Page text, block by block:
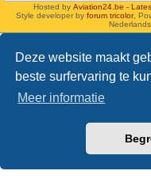
Deze website maakt
beste surfervaring te
Meer informatie
Hosted by Aviation24.be -
Style developer by forum tricolor,